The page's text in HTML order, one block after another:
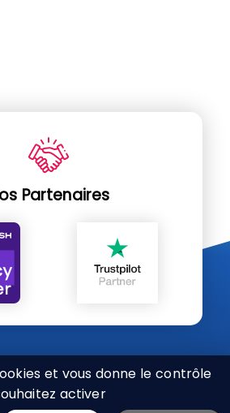
Partenaires
et vous donne le contrôle
activer